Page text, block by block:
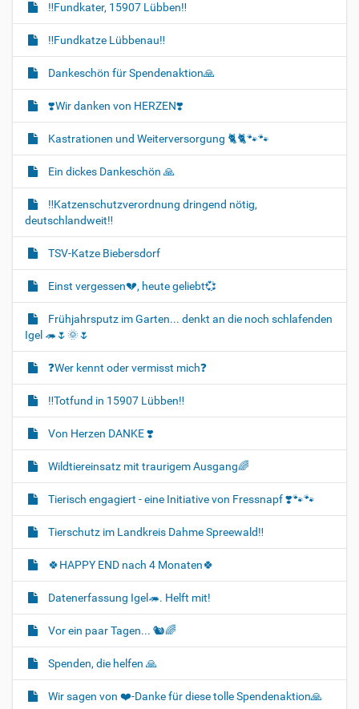
‼️Fundkater, 15907 Lübben‼️
‼️Fundkatze Lübbenau‼️
Dankeschön für Spendenaktion🙏
❣️Wir danken von HERZEN❣️
Kastrationen und Weiterversorgung 🐈‍🐈🐾🐾
Ein dickes Dankeschön 🙏
‼️Katzenschutzverordnung dringend nötig,
deutschlandweit‼️
TSV-Katze Biebersdorf
Einst vergessen💔, heute geliebt💞
Frühjahrsputz im Garten... denkt an die noch schlafenden
Igel 🦔🌷🌞🌷
❓️Wer kennt oder vermisst mich❓️
‼️Totfund in 15907 Lübben‼️
Von Herzen DANKE ❣️
Wildtiereinsatz mit traurigem Ausgang🌈
Tierisch engagiert - eine Initiative von Fressnapf ❣️🐾🐾
Tierschutz im Landkreis Dahme Spreewald‼️
🍀HAPPY END nach 4 Monaten🍀
Datenerfassung Igel🦔. Helft mit!
Vor ein paar Tagen... 🐿🌈
Spenden, die helfen 🙏
Wir sagen von ❤️-Danke für diese tolle Spendenaktion🙏